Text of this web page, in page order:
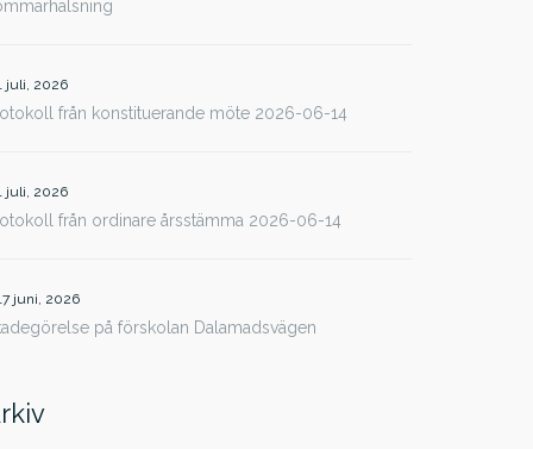
juli, 2026
från konstituerande möte 2026-06-14
juli, 2026
från ordinare årsstämma 2026-06-14
juni, 2026
på förskolan Dalamadsvägen